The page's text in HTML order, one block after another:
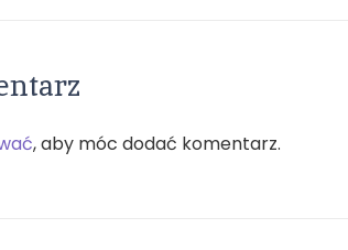
, aby móc dodać komentarz.